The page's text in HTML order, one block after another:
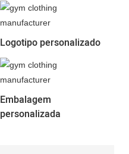
Logotipo personalizado
Embalagem
personalizada